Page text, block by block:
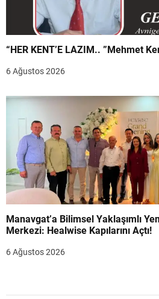
“HER KENT’E
6 Ağustos 2026
Manavgat’a Bilimsel Yaklaşımlı
Merkezi: Healwise Kapılarını Açtı!
6 Ağustos 2026